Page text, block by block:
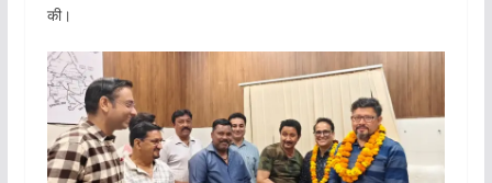
की।